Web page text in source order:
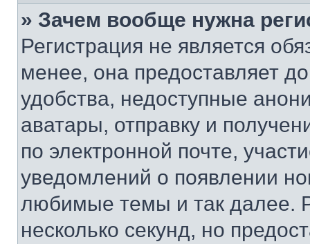
» Зачем вообще нужна
Регистрация не является
менее, она предоставляет
удобства, недоступные
аватары, отправку и
по электронной почте,
уведомлений о появлении
любимые темы и так далее.
несколько секунд, но